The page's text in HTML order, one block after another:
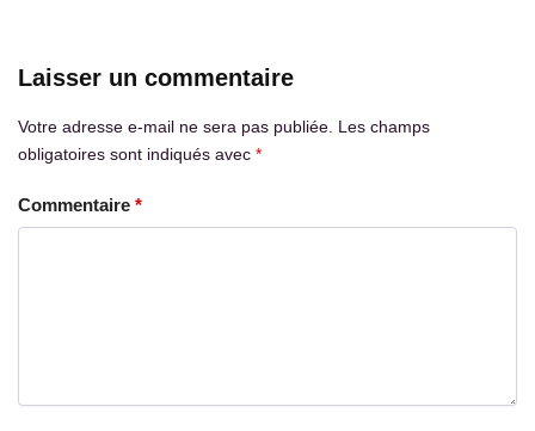
Laisser un commentaire
Votre adresse e-mail ne sera pas publiée. Les champs
obligatoires sont indiqués avec *
Commentaire *